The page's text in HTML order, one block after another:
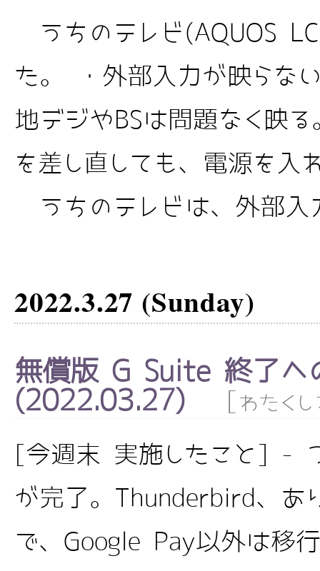
うちのテレビ(AQUOS
た。 ・外部入力が映らな
地デジやBSは問題なく映
を差し直しても、電源を入
うちのテレビは、外部入
2022.3.27 (Sunday)
無償版 G Suite 終了へ
(2022.03.27)
わたく
[今週末 実施したこと] -
が完了。Thunderbird、
で、Google Pay以外は移